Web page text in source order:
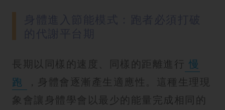
長期以同樣的速度、同樣的距離進行 慢
跑
，身體會逐漸產生適應性。這種生理現
象會讓身體學會以最少的能量完成相同的